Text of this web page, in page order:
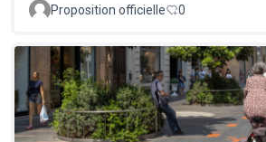
Proposition officielle 0